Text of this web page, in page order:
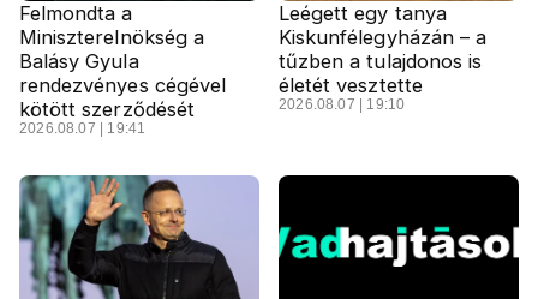
Felmondta a
Miniszterelnökség a
Balásy Gyula
rendezvényes cégével
kötött szerződését
2026.08.07 | 19:41
Leégett egy tanya
Kiskunfélegyházán – a
tűzben a tulajdonos is
életét vesztette
2026.08.07 | 19:10